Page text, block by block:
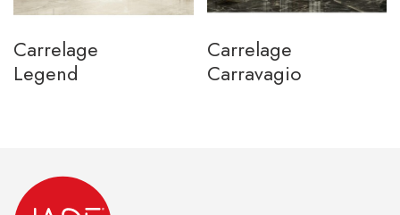
Carrelage
Legend
Carrelage
Carravagio